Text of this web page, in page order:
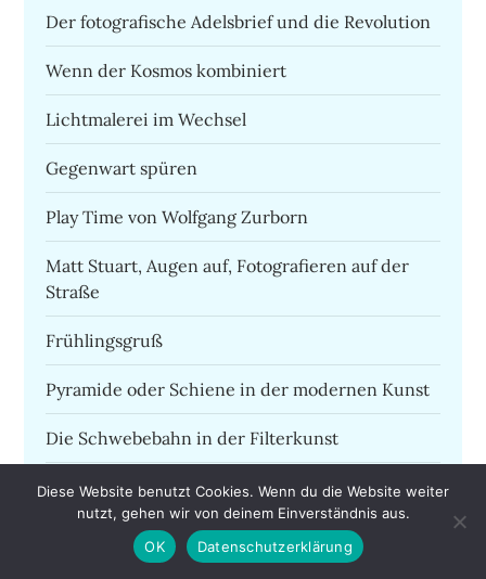
Der fotografische Adelsbrief und die Revolution
Wenn der Kosmos kombiniert
Lichtmalerei im Wechsel
Gegenwart spüren
Play Time von Wolfgang Zurborn
Matt Stuart, Augen auf, Fotografieren auf der
Straße
Frühlingsgruß
Pyramide oder Schiene in der modernen Kunst
Die Schwebebahn in der Filterkunst
Am Anfang war die Liebe – Cityscapes in
Wuppertal
Die Art der Fotografie
Diese Website benutzt Cookies. Wenn du die Website weiter
nutzt, gehen wir von deinem Einverständnis aus.
OK
Datenschutzerklärung